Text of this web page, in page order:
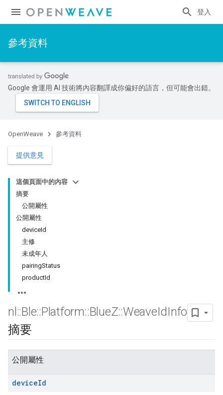
登入
參考資料
Google 會運用 AI 技術將內容翻譯成你偏好的語言，但可能會出錯。
OpenWeave 參考資料
提供意見
這個頁面中的內容
摘要
公開屬性
公開屬性
deviceId
主修
未成年人
pairingStatus
productId
nl ::Ble::Platform::BlueZ::WeaveIdInfo
摘要
公開屬性
deviceId